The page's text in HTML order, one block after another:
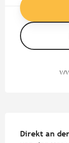
Direkt an